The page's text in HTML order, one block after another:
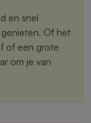
en snel
Of het
of een grote
om je van